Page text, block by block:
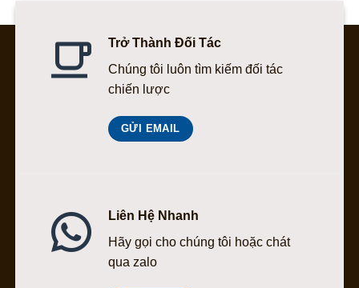
Trở Thành Đối Tác
Chúng tôi luôn tìm kiếm đối tác
chiến lược
GỬI EMAIL
Liên Hệ Nhanh
Hãy gọi cho chúng tôi hoặc chát
qua zalo